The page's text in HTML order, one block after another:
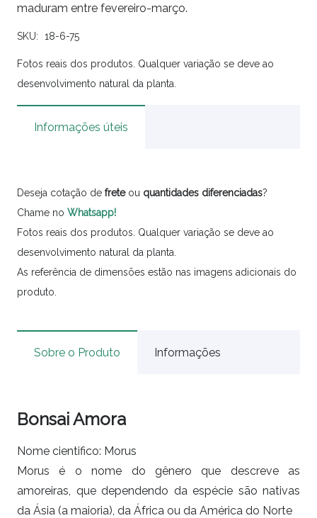
maduram entre fevereiro-março.
SKU: 18-6-75
Fotos reais dos produtos. Qualquer variação se deve ao
desenvolvimento natural da planta.
Informações úteis
Deseja cotação de freteou quantidades diferenciadas?
Chame no Whatsapp!
Fotos reais dos produtos. Qualquer variação se deve ao
desenvolvimento natural da planta.
As referência de dimensões estão nas imagens adicionais do
produto.
Sobre o Produto Informações
Bonsai Amora
Nome cientifico: Morus
Morus é o nome do gênero que descreve as
amoreiras, que dependendo da espécie são nativas
da Ásia (a maioria), da África ou da América do Norte